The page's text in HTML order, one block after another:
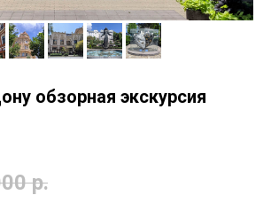
обзорная экскурсия
р.